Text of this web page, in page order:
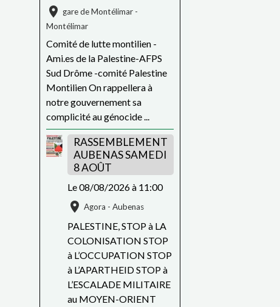
gare de Montélimar -
Montélimar
Comité de lutte montilien -
Ami.es de la Palestine-AFPS
Sud Drôme -comité Palestine
Montilien On rappellera à
notre gouvernement sa
complicité au génocide ...
RASSEMBLEMENT
AUBENAS SAMEDI
8 AOÛT
Le 08/08/2026à 11:00
Agora - Aubenas
PALESTINE, STOP à LA
COLONISATION STOP
à L’OCCUPATION STOP
à L’APARTHEID STOP à
L’ESCALADE MILITAIRE
au MOYEN-ORIENT